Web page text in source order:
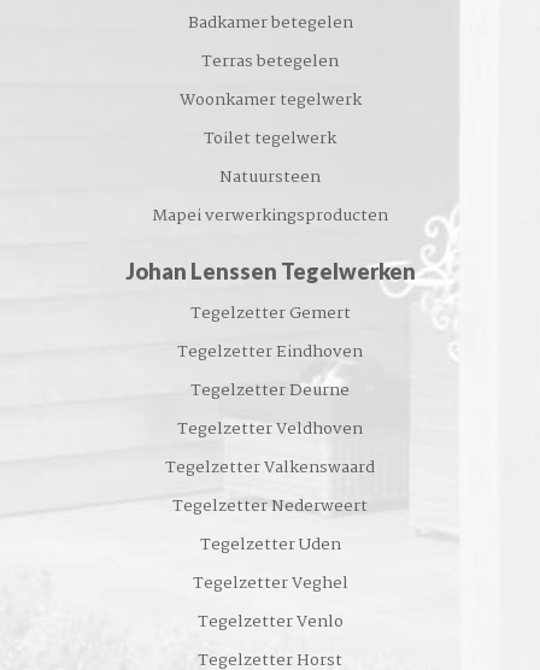
Badkamer betegelen
Terras betegelen
Woonkamer tegelwerk
Toilet tegelwerk
Natuursteen
Mapei verwerkingsproducten
Johan Lenssen Tegelwerken
Tegelzetter Gemert
Tegelzetter Eindhoven
Tegelzetter Deurne
Tegelzetter Veldhoven
Tegelzetter Valkenswaard
Tegelzetter Nederweert
Tegelzetter Uden
Tegelzetter Veghel
Tegelzetter Venlo
Tegelzetter Horst